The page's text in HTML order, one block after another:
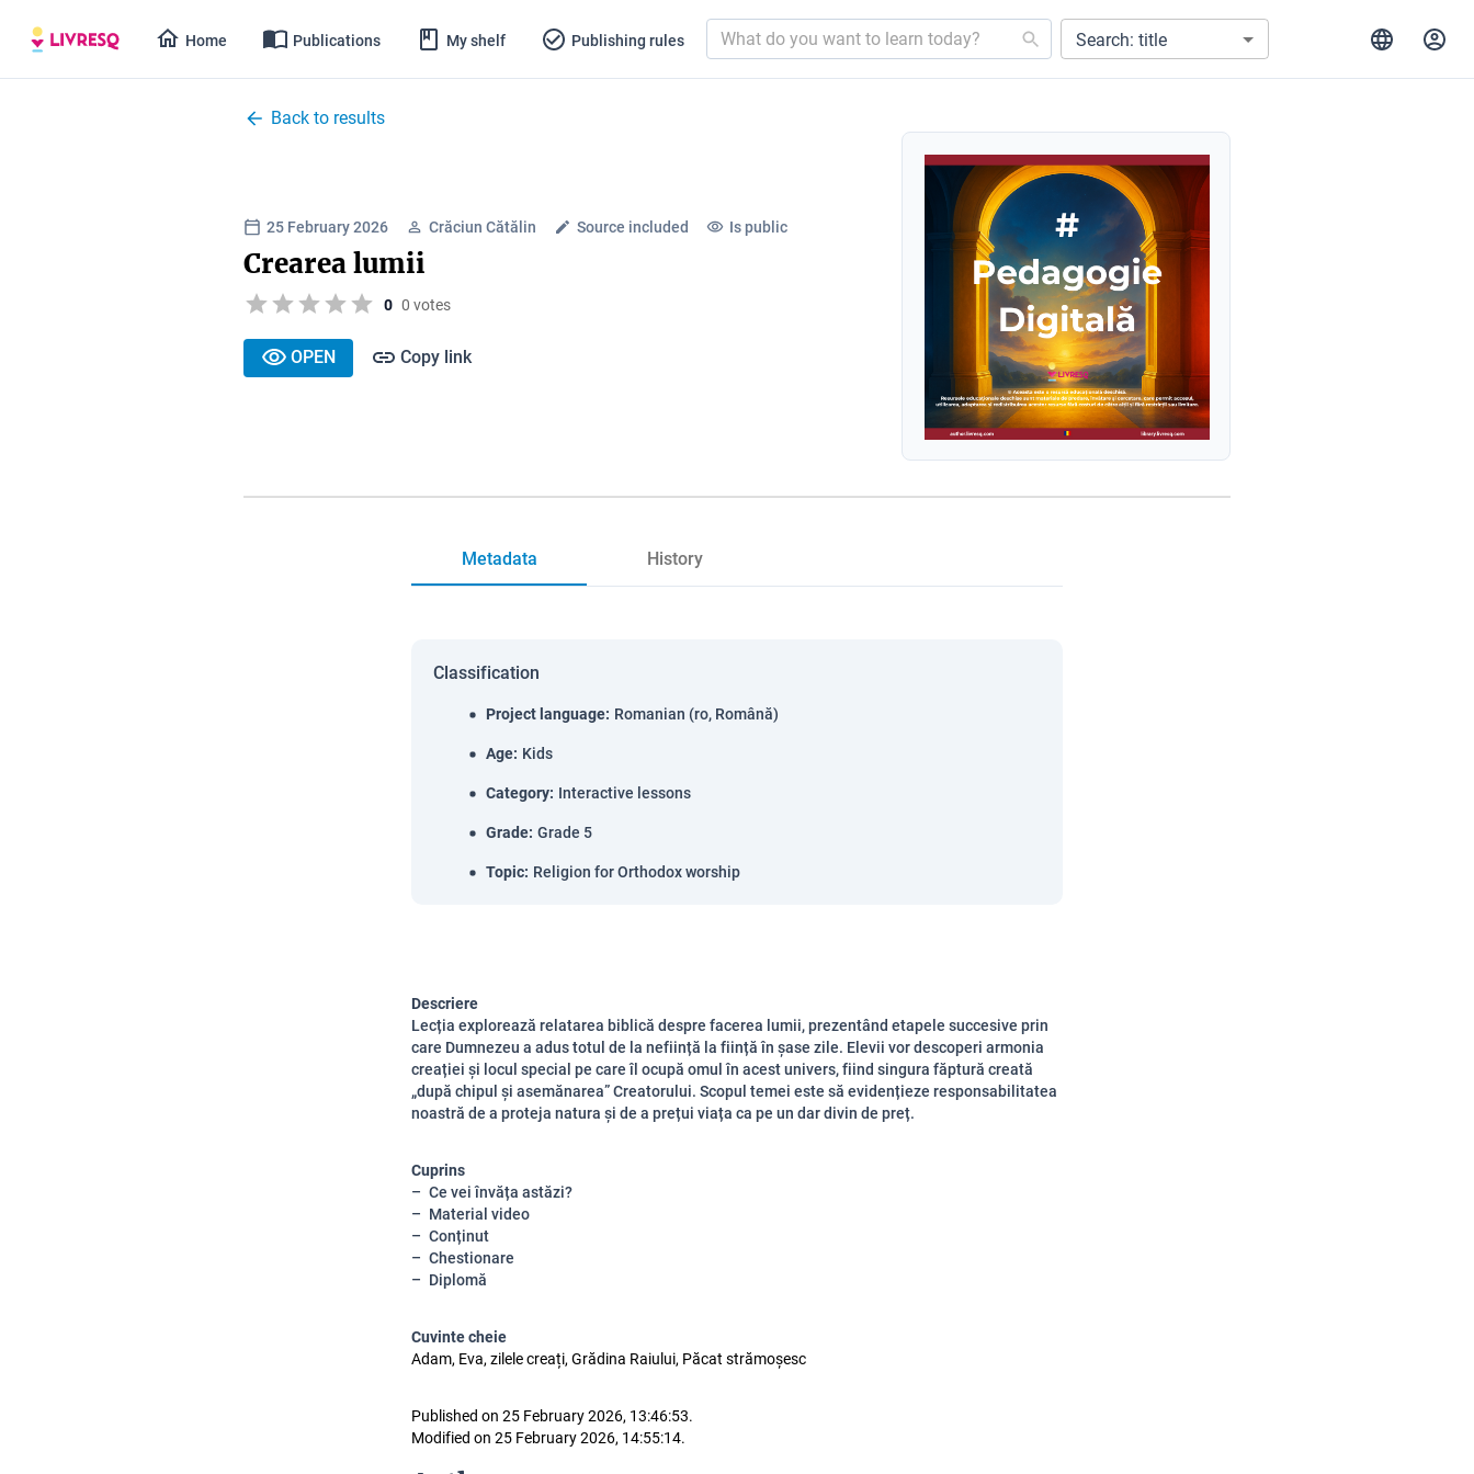
Home Publications My shelf Publishing rules Search: title
Back to results
25 February 2026 Crăciun Cătălin Source included Is public
Crearea lumii
0 0 votes
OPEN Copy link
Metadata History
Classification
Project language: Romanian (ro, Română)
Age: Kids
Category: Interactive lessons
Grade: Grade 5
Topic: Religion for Orthodox worship
Descriere
Lecția explorează relatarea biblică despre facerea lumii, prezentând etapele succesive prin
care Dumnezeu a adus totul de la neființă la ființă în șase zile. Elevii vor descoperi armonia
creației și locul special pe care îl ocupă omul în acest univers, fiind singura făptură creată
„după chipul și asemănarea” Creatorului. Scopul temei este să evidențieze responsabilitatea
noastră de a proteja natura și de a prețui viața ca pe un dar divin de preț.
Cuprins
Ce vei învăța astăzi?
Material video
Conținut
Chestionare
Diplomă
Cuvinte cheie
Adam, Eva, zilele creați, Grădina Raiului, Păcat strămoșesc
Published on 25 February 2026, 13:46:53.
Modified on 25 February 2026, 14:55:14.